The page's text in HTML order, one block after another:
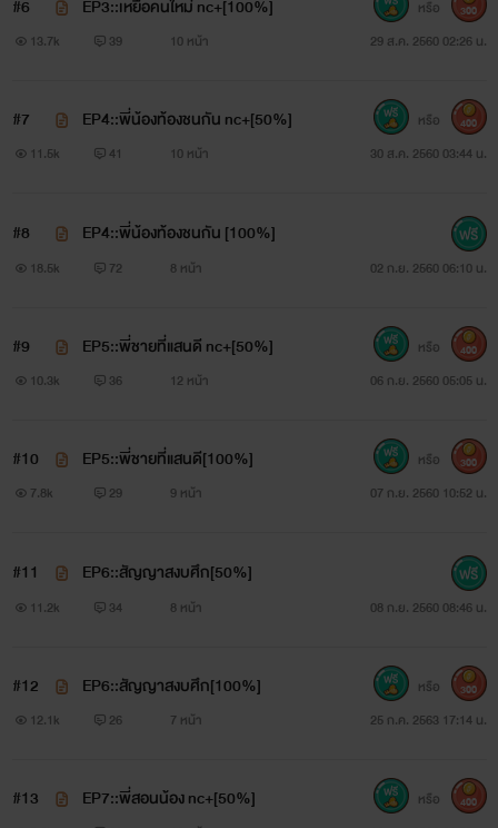
เข้าถ้ำเสือ ระวังจะถูกเสือขย้ำนะ!!
ชวนให้เขาขย้ำจริงๆ...
#6 EP3::เหยื่อคนใหม่ nc+[100%]
13.7k 39 10 หน้า 29 ส.ค. 2560 02:26 น.
หรือ 300
#7 EP4::พี่น้องท้องชนกัน nc+[50%]
11.5k 41 10 หน้า 30 ส.ค. 2560 03:44 น.
หรือ 400
#8 EP4::พี่น้องท้องชนกัน [100%]
18.5k 72 8 หน้า 02 ก.ย. 2560 06:10 น.
#9 EP5::พี่ชายที่แสนดี nc+[50%]
10.3k 36 12 หน้า 06 ก.ย. 2560 05:05 น.
หรือ 400
#10 EP5::พี่ชายที่แสนดี[100%]
7.8k 29 9 หน้า 07 ก.ย. 2560 10:52 น.
หรือ 300
#11 EP6::สัญญาสงบศึก[50%]
11.2k 34 8 หน้า 08 ก.ย. 2560 08:46 น.
#12 EP6::สัญญาสงบศึก[100%]
12.1k 26 7 หน้า 25 ก.ค. 2563 17:14 น.
หรือ 300
#13 EP7::พี่สอนน้อง nc+[50%] หรือ 400